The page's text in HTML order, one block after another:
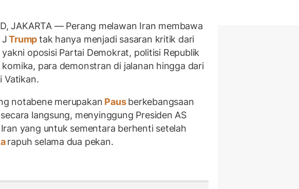
JAKARTA — Perang melawan Iran membawa
JTrumptak hanya menjadi sasaran kritik dari
oposisi Partai Demokrat, politisi Republik
para demonstran di jalanan hingga dari
Vatikan.
notabene merupakan Pausberkebangsaan
langsung, menyinggung Presiden AS
yang untuk sementara berhenti setelah
rapuh selama dua pekan.